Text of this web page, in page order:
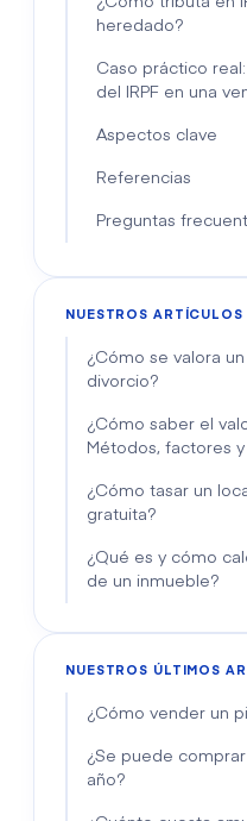
heredado?
Caso práctico
del IRPF en una
Aspectos clave
Referencias
Preguntas
NUESTROS
¿Cómo se valora
divorcio?
¿Cómo saber el
Métodos, factores
¿Cómo tasar un
gratuita?
¿Qué es y cómo
de un inmueble?
NUESTROS ÚLTIMOS
¿Cómo vender un
¿Se puede
año?